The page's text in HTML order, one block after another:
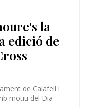
la
edició de
de Calafell i
motiu del Dia